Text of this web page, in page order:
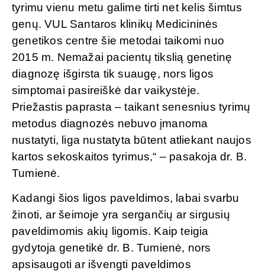
tyrimu vienu metu galime tirti net kelis šimtus
genų. VUL Santaros klinikų Medicininės
genetikos centre šie metodai taikomi nuo
2015 m. Nemažai pacientų tikslią genetinę
diagnozę išgirsta tik suaugę, nors ligos
simptomai pasireiškė dar vaikystėje.
Priežastis paprasta – taikant senesnius tyrimų
metodus diagnozės nebuvo įmanoma
nustatyti, liga nustatyta būtent atliekant naujos
kartos sekoskaitos tyrimus,“ – pasakoja dr. B.
Tumienė.
Kadangi šios ligos paveldimos, labai svarbu
žinoti, ar šeimoje yra sergančių ar sirgusių
paveldimomis akių ligomis. Kaip teigia
gydytoja genetikė dr. B. Tumienė, nors
apsisaugoti ar išvengti paveldimos